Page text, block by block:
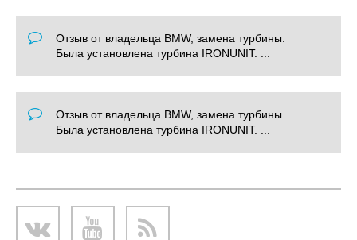
Отзыв от владельца BMW, замена турбины.
Была установлена турбина IRONUNIT. ...
Отзыв от владельца BMW, замена турбины.
Была установлена турбина IRONUNIT. ...